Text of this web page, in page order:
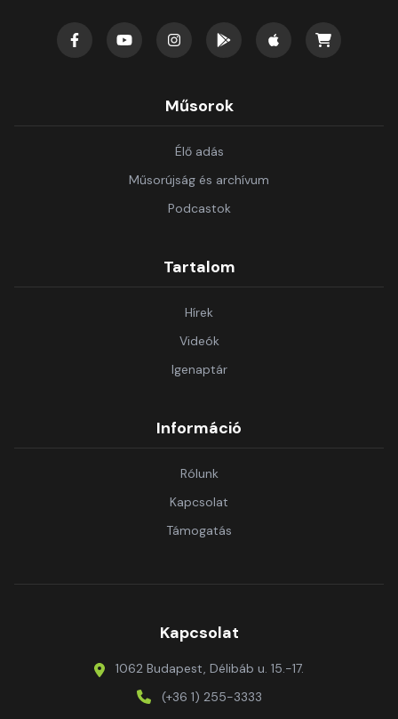
Műsorok
Élő adás
Műsorújság és archívum
Podcastok
Tartalom
Hírek
Videók
Igenaptár
Információ
Rólunk
Kapcsolat
Támogatás
Kapcsolat
1062 Budapest, Délibáb u. 15.-17.
(+36 1) 255-3333